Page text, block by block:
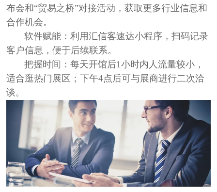
布会和“贸易之桥”对接活动，获取更多行业信息和
合作机会。
软件赋能：利用汇信客速达小程序 ，扫码记录
客户信息，便于后续联系。
把握时间：每天开馆后1小时内人流量较小，
适合逛热门展区；下午4点后可与展商进行二次洽
谈。